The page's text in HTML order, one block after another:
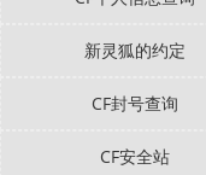
新灵狐的约定
CF封号查询
CF安全站